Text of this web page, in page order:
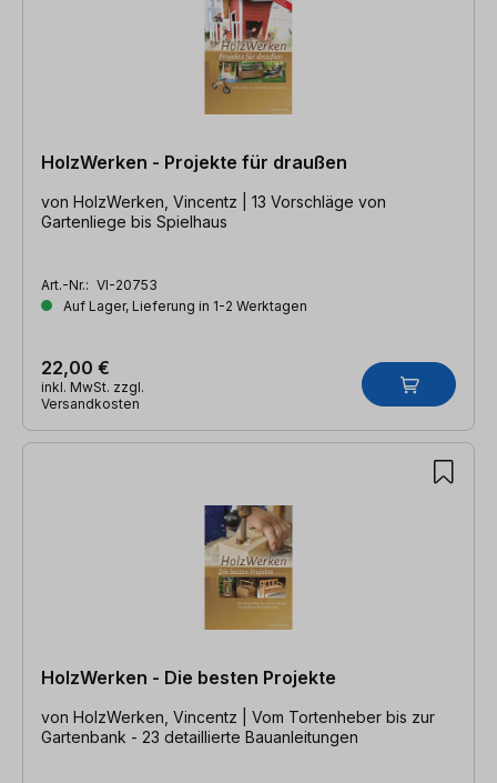
HolzWerken - Projekte für draußen
von HolzWerken, Vincentz | 13 Vorschläge von
Gartenliege bis Spielhaus
Art.-Nr.: VI-20753
Auf Lager, Lieferung in 1-2 Werktagen
22,00 €
inkl. MwSt. zzgl.
Versandkosten
HolzWerken - Die besten Projekte
von HolzWerken, Vincentz | Vom Tortenheber bis zur
Gartenbank - 23 detaillierte Bauanleitungen